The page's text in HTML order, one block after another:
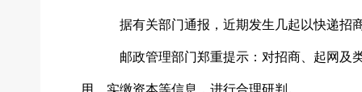
据有关部门通报，近期发生几起以快递招
邮政管理部门郑重提示：对招商、起网及
用、实缴资本等信息，进行合理研判。